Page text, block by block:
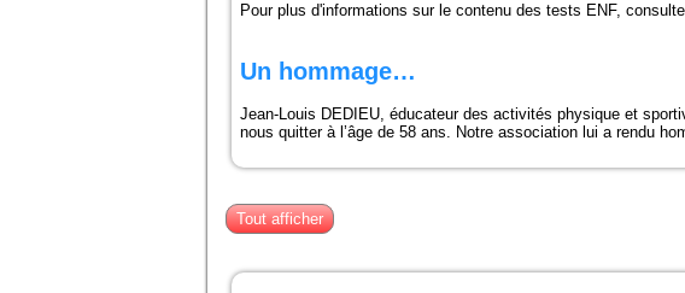
Pour plus d'informations sur le contenu des tests ENF,
Un hommage…
Jean-Louis DEDIEU, éducateur des activités physique et
nous quitter à l’âge de 58 ans. Notre association lui a rendu
Tout afficher